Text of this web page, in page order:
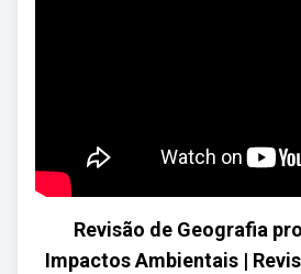
Revisão de Geografia
Impactos Ambientais |